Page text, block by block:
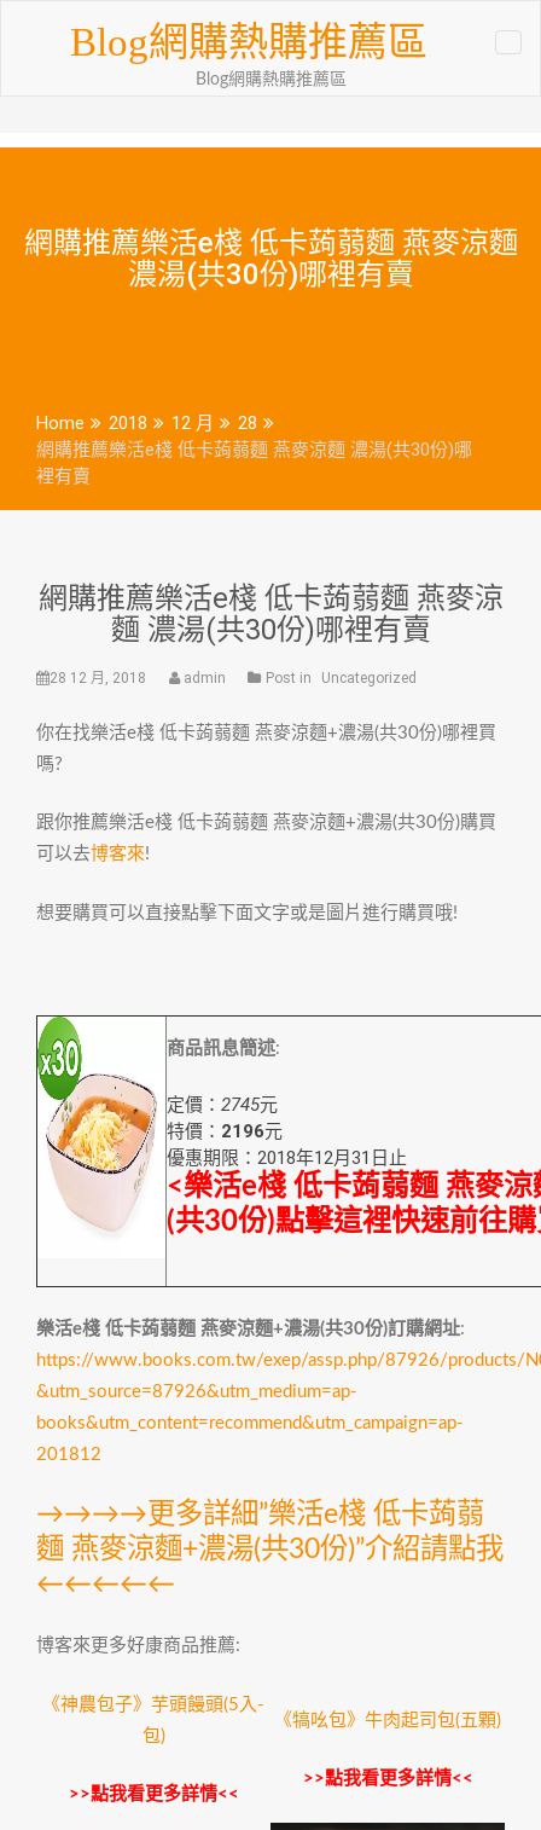
Blog網購熱購推薦區
Blog網購熱購推薦區
網購推薦樂活e棧 低卡蒟蒻麵 燕麥涼麵
濃湯(共30份)哪裡有賣
Home 2018 12 月
28
網購推薦樂活e棧 低卡蒟蒻麵 燕麥涼麵 濃湯(共30份)哪
裡有賣
網購推薦樂活e棧 低卡蒟蒻麵 燕麥涼
麵 濃湯(共30份)哪裡有賣
28 12 月, 2018 admin Post in Uncategorized
你在找樂活e棧 低卡蒟蒻麵 燕麥涼麵+濃湯(共30份)哪裡買
嗎?
跟你推薦樂活e棧 低卡蒟蒻麵 燕麥涼麵+濃湯(共30份)購買
可以去博客來!
想要購買可以直接點擊下面文字或是圖片進行購買哦!
商品訊息簡述:
定價： 2745元
特價： 2196元
優惠期限：2018年12月31日止
<樂活e棧 低卡蒟蒻麵 燕麥涼
(共30份)點擊這裡快速前往
樂活e棧 低卡蒟蒻麵 燕麥涼麵+濃湯(共30份)訂購網址:
https://www.books.com.tw/exep/assp.php/87926/products/
&utm_source=87926&utm_medium=ap-
books&utm_content=recommend&utm_campaign=ap-
201812
→→→→更多詳細”樂活e棧 低卡蒟蒻
麵 燕麥涼麵+濃湯(共30份)”介紹請點我
←←←←←
博客來更多好康商品推薦:
《神農包子》芋頭饅頭(5入-
包)
>>點我看更多詳情<<
《犒吆包》牛肉起司包(五顆)
>>點我看更多詳情<<